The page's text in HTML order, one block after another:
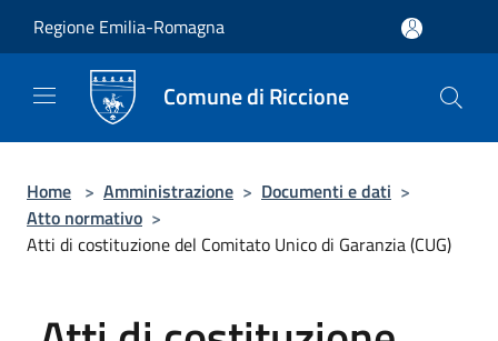
Regione Emilia-Romagna
Comune di Riccione
Home > Amministrazione > Documenti e dati >
Atto normativo >
Atti di costituzione del Comitato Unico di Garanzia (CUG)